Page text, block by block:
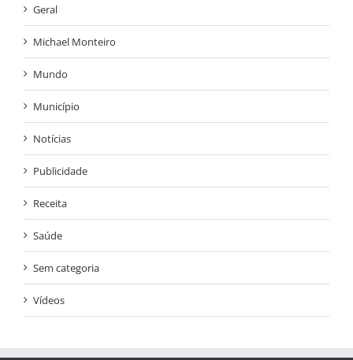
Geral
Michael Monteiro
Mundo
Município
Notícias
Publicidade
Receita
Saúde
Sem categoria
Vídeos